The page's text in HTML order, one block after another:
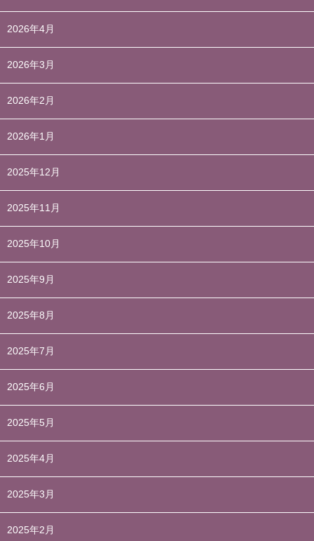
2026年4月
2026年3月
2026年2月
2026年1月
2025年12月
2025年11月
2025年10月
2025年9月
2025年8月
2025年7月
2025年6月
2025年5月
2025年4月
2025年3月
2025年2月